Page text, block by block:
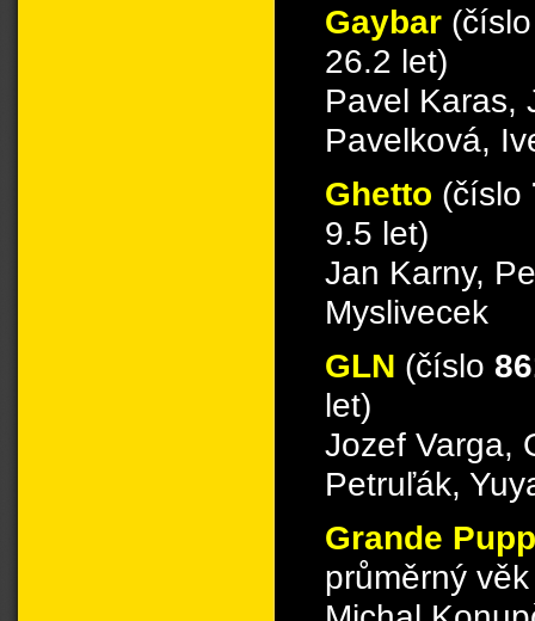
Gaybar
26.2 let)
Pavel Karas,
Pavelková,
Ghetto (číslo
9.5 let)
Jan Karny,
Myslivecek
GLN (číslo
let)
Jozef Varga,
Petruľák,
Grande
průměrný